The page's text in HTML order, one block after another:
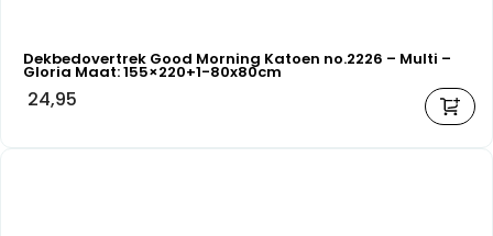
Dekbedovertrek Good Morning Katoen no.2226 – Multi –
Gloria Maat: 155×220+1-80x80cm
24,95